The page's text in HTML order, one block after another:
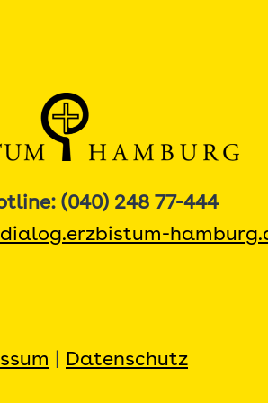
(040) 248 77-444
Datenschutz